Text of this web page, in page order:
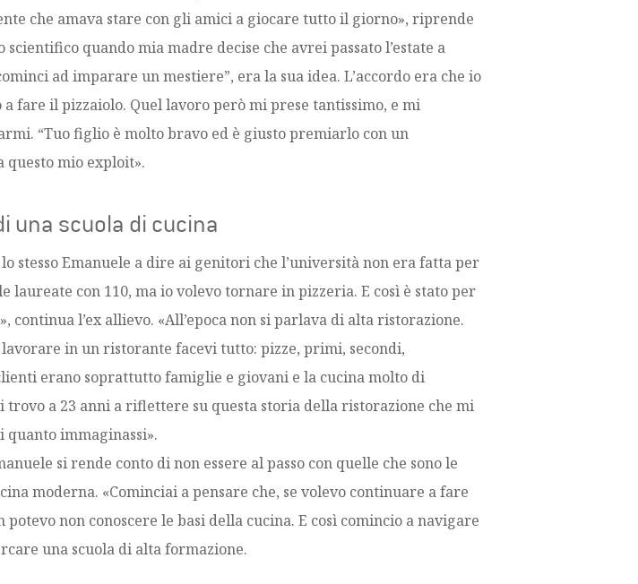
che amava stare con gli amici a giocare tutto il giorno», riprende
quando mia madre decise che avrei passato l’estate a
ad imparare un mestiere”, era la sua idea. L’accordo era che io
fare il pizzaiolo. Quel lavoro però mi prese tantissimo, e mi
“Tuo figlio è molto bravo ed è giusto premiarlo con un
questo mio exploit».
una scuola di cucina
stesso Emanuele a dire ai genitori che l’università non era fatta per
laureate con 110, ma io volevo tornare in pizzeria. E così è stato per
continua l’ex allievo. «All’epoca non si parlava di alta ristorazione.
in un ristorante facevi tutto: pizze, primi, secondi,
erano soprattutto famiglie e giovani e la cucina molto di
trovo a 23 anni a riflettere su questa storia della ristorazione che mi
quanto immaginassi».
si rende conto di non essere al passo con quelle che sono le
moderna. «Cominciai a pensare che, se volevo continuare a fare
potevo non conoscere le basi della cucina. E così comincio a navigare
una scuola di alta formazione.